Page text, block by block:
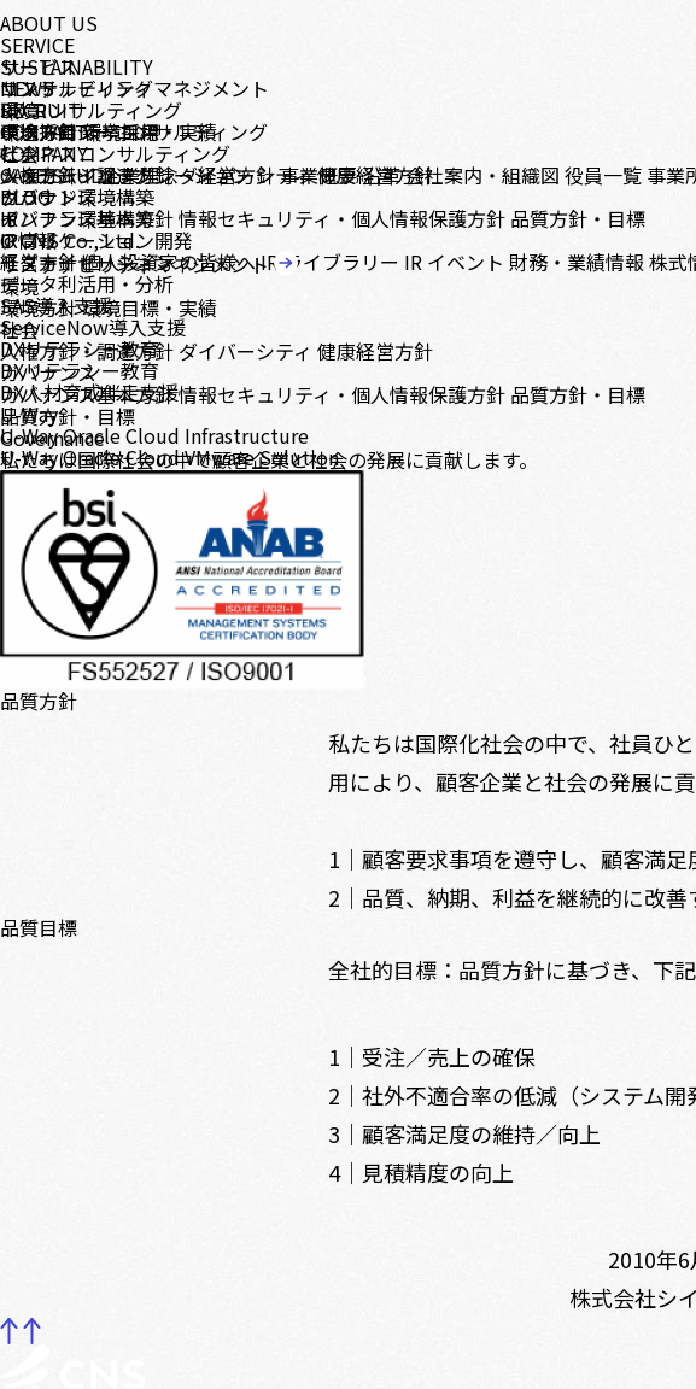
ABOUT US
SERVICE
サービス
コンサルティング
DX コンサルティング
テクノロジーコンサルティング
ビジネスコンサルティング
システムインテグレーション
クラウド環境構築
インフラ環境構築
アプリケーション開発
モダナイゼーション
データ利活用・分析
SAS導入支援
ServiceNow導入支援
DXリテラシー教育
DXリテラシー教育
DX人材育成伴走支援
U-Way
U-Way Oracle Cloud Infrastructure
U-Way Oracle Cloud VMware Solution
U-Way Lite OCI Model
U-Way Migration to SAS Viya
SUSTAINABILITY
サステナビリティマネジメント
環境
環境方針環境目標・実績
社会
人権方針・調達方針ダイバーシティ健康経営方針
ガバナンス
ガバナンス基本方針情報セキュリティ・個人情報保護方針 品質方針・目標
NEWS
RECRUIT
中途採用新卒採用
CONTACT
COMPANY
メッセージ企業理念・経営方針事業概要沿革会社案内・組織図 役員一覧 事業
CASE STUDY
BLOG
IR
IR情報
経営方針個人投資家の皆様へIR ライブラリー IR イベント 財務・業績情報 株式
© CNS Co., Ltd.
サステナビリティマネジメント
環境
環境方針環境目標・実績
社会
人権方針・調達方針 ダイバーシティ 健康経営方針
ガバナンス
ガバナンス基本方針情報セキュリティ・個人情報保護方針 品質方針・目標
品質方針・目標
Governance
私たちは国際社会の中で顧客企業と社会の発展に貢献します。
品質方針
私たちは国際化社会の中で、社員ひ
用により、顧客企業と社会の発展に貢
1｜顧客要求事項を遵守し、顧客満足
2｜品質、納期、利益を継続的に改善
品質目標
全社的目標：品質方針に基づき、下
1｜受注／売上の確保
2｜社外不適合率の低減（システム開
3｜顧客満足度の維持／向上
4｜見積精度の向上
2010年
株式会社シ